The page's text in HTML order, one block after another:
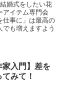
婚式をしたい花
アイテム専門会
仕事に」は最高の
も増えますよう
家入門】差を
みて！